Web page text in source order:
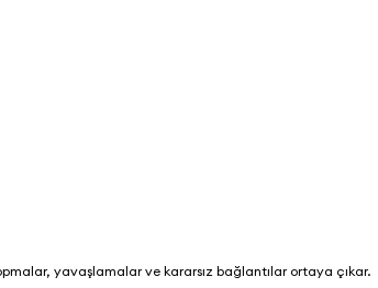
yavaşlamalar ve kararsız bağlantılar ortaya çıkar.